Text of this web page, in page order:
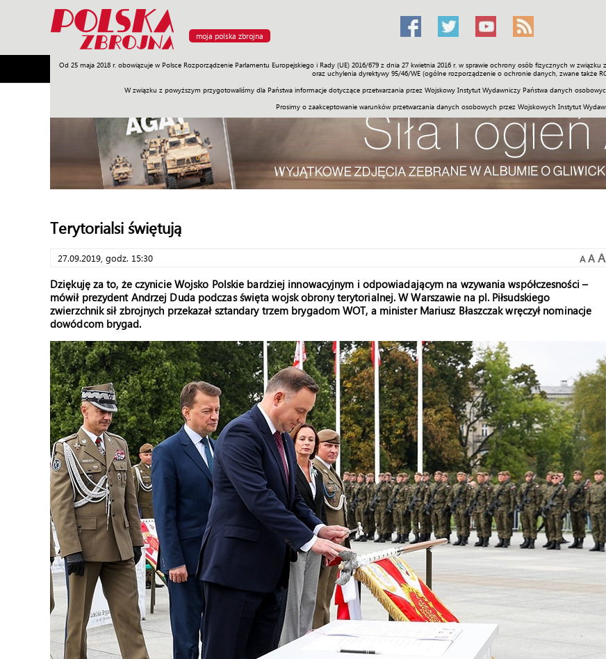
moja polska zbrojna
Od 25 maja 2018 r. obowiązuje w Polsce Rozporządzenie Parlamentu Europejskiego i Rady (UE) 2016/679 z dnia 27 kwietnia 2016 r. w sprawie ochrony osób fizycznych w
oraz uchylenia dyrektywy 95/46/WE (ogólne rozporządzenie o ochronie danych, zwane także
W związku z powyższym przygotowaliśmy dla Państwa informacje dotyczące przetwarzania przez Wojskowy Instytut Wydawniczy Państwa danych
Prosimy o zaakceptowanie warunków przetwarzania danych osobowych przez Wojskowych Instytut
Armia Poligon Sprzęt Misje Polityka Prawo Świat Społeczność Sport Historia Galerie Wideo
Terytorialsi świętują
27.09.2019, godz. 15:30 A A A
Dziękuję za to, że czynicie Wojsko Polskie bardziej innowacyjnym i odpowiadającym na wzywania współczesności –
mówił prezydent Andrzej Duda podczas święta wojsk obrony terytorialnej. W Warszawie na pl. Piłsudskiego
zwierzchnik sił zbrojnych przekazał sztandary trzem brygadom WOT, a minister Mariusz Błaszczak wręczył nominacje
dowódcom brygad.